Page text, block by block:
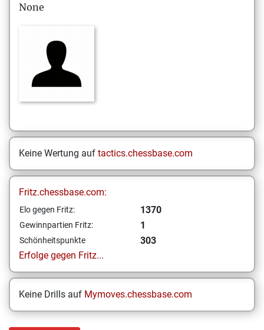
None
Keine Wertung auf tactics.chessbase.com
Fritz.chessbase.com:
Elo gegen Fritz: 1370
Gewinnpartien Fritz: 1
Schönheitspunkte
303
Erfolge gegen Fritz...
Keine Drills auf Mymoves.chessbase.com